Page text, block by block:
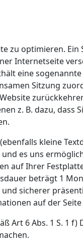
zu optimieren. Ein
Internetseite
eine
Sitzung
z. B. dazu, dass
kleine
es uns
auf Ihrer
beträgt 1
sicherer
auf der Seite
Art 6 Abs. 1 S. 1 f)